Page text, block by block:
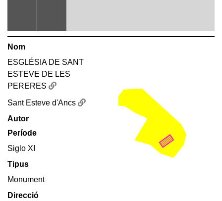
Nom
ESGLÉSIA DE SANT
ESTEVE DE LES
PERERES
Sant Esteve d'Ancs
Autor
Període
Siglo XI
Tipus
Monument
Direcció